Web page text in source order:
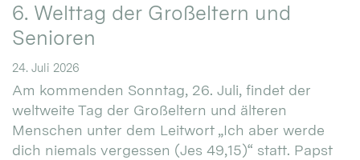
6. Welttag der Großeltern und
Senioren
24. Juli 2026
Am kommenden Sonntag, 26. Juli, findet der
weltweite Tag der Großeltern und älteren
Menschen unter dem Leitwort „Ich aber werde
dich niemals vergessen (Jes 49,15)“ statt. Papst